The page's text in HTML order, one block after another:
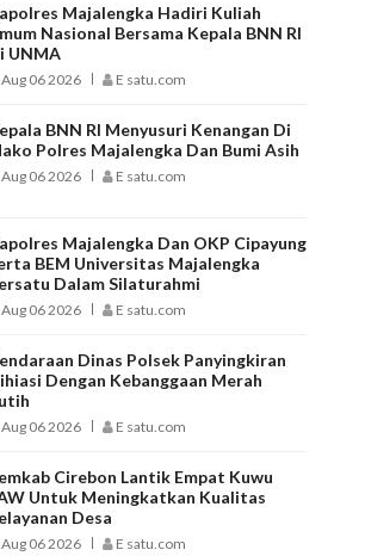
Majalengka Hadiri Kuliah
Nasional Bersama Kepala BNN RI
UNMA
Aug 06 2026 E satu.com
BNN RI Menyusuri Kenangan Di
Polres Majalengka Dan Bumi Asih
Aug 06 2026 E satu.com
Majalengka Dan OKP Cipayung
BEM Universitas Majalengka
Dalam Silaturahmi
Aug 06 2026 E satu.com
Dinas Polsek Panyingkiran
Dengan Kebanggaan Merah
Aug 06 2026 E satu.com
Cirebon Lantik Empat Kuwu
Untuk Meningkatkan Kualitas
Desa
Aug 06 2026 E satu.com